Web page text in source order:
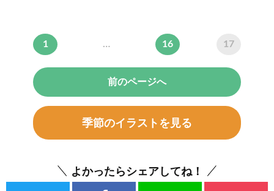
1 … 16 17
前のページへ
季節のイラストを見る
よかったらシェアしてね！